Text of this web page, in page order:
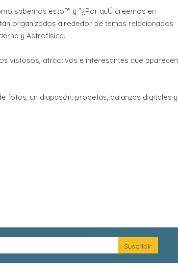
sabemos esto?" y "¿Por quÚ creemos en
organizados alrededor de temas relacionados
y Astrofísica.
vistosos, atractivos e interesantes que aparecen
fotos, un diapasón, probetas, balanzas digitales y